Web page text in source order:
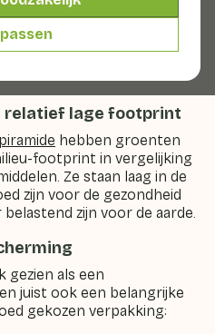
beschikbaar, de milieu-
relatief lage footprint
hebben groenten
footprint in vergelijking
Ze staan laag in de
zijn voor de gezondheid
zijn voor de aarde.
gezien als een
juist ook een belangrijke
gekozen verpakking: